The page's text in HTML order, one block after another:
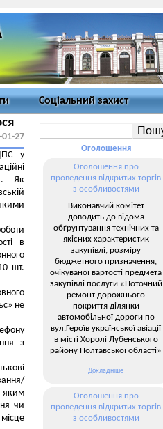
Соціальний захист
01-27
у
Як
в
шт.
не
з
яким
чи
Оголошення
Оголошення про
проведення відкритих торгів
з особливостями
Виконавчий комітет
доводить до відома
обґрунтування технічних та
якісних характеристик
закупівлі, розміру
бюджетного призначення,
очікуваної вартості предмета
закупівлі послуги «Поточний
ремонт дорожнього
покриття ділянки
автомобільної дороги по
вул.Героїв української авіації
в місті Хоролі Лубенського
району Полтавської області»
Докладніше
Оголошення про
проведення відкритих торгів
з особливостями